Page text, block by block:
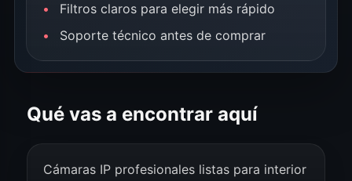
Filtros claros para elegir más rápido
Soporte técnico antes de comprar
Qué vas a encontrar aquí
Cámaras IP profesionales listas para interior